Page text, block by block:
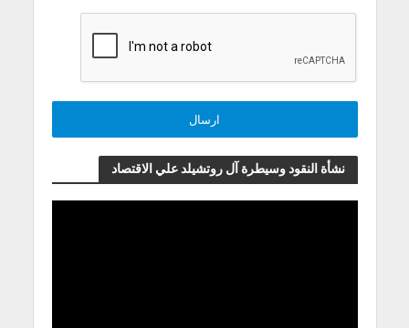
نشأة النقود وسيطرة آل روتشيلد علي الاقتصاد